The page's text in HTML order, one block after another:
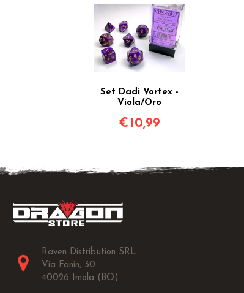
Set Dadi Vortex -
Viola/Oro
€ 10,99
Raven Distribution SRL
Via Fanin, 30
40026 Imola (BO)